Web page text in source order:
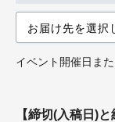
イベント開催日ま
【締切(入稿日)